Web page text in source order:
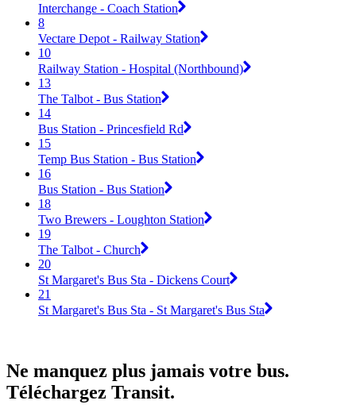
Interchange - Coach Station
8
Vectare Depot - Railway Station
10
Railway Station - Hospital (Northbound)
13
The Talbot - Bus Station
14
Bus Station - Princesfield Rd
15
Temp Bus Station - Bus Station
16
Bus Station - Bus Station
18
Two Brewers - Loughton Station
19
The Talbot - Church
20
St Margaret's Bus Sta - Dickens Court
21
St Margaret's Bus Sta - St Margaret's Bus Sta
Ne manquez plus jamais votre bus.
Téléchargez Transit.